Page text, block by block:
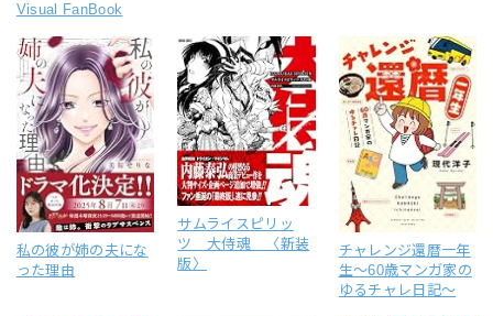
Visual FanBook
私の彼が姉の夫にな
った理由
サムライスピリッ
ツ 大侍魂 〈新装
版〉
チャレンジ還暦一年
生～60歳マンガ家の
ゆるチャレ日記～